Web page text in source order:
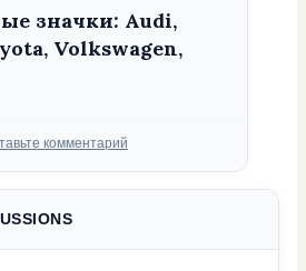
значки: Audi,
Volkswagen,
комментарий